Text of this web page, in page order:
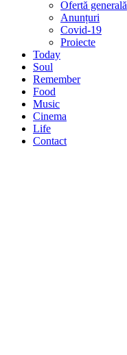
Ofertă generală
Anunțuri
Covid-19
Proiecte
Today
Soul
Remember
Food
Music
Cinema
Life
Contact